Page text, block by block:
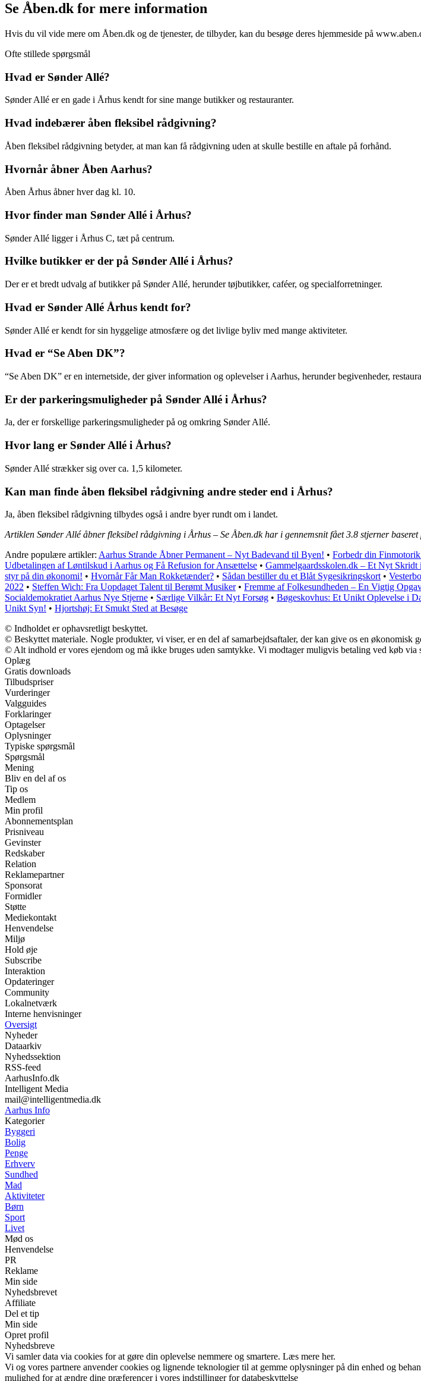
Se Åben.dk for mere information
Hvis du vil vide mere om Åben.dk og de tjenester, de tilbyder, kan du besøge deres hjemmeside på
Ofte stillede spørgsmål
Hvad er Sønder Allé?
Sønder Allé er en gade i Århus kendt for sine mange butikker og restauranter.
Hvad indebærer åben fleksibel rådgivning?
Åben fleksibel rådgivning betyder, at man kan få rådgivning uden at skulle bestille en aftale på forhånd.
Hvornår åbner Åben Aarhus?
Åben Århus åbner hver dag kl. 10.
Hvor finder man Sønder Allé i Århus?
Sønder Allé ligger i Århus C, tæt på centrum.
Hvilke butikker er der på Sønder Allé i Århus?
Der er et bredt udvalg af butikker på Sønder Allé, herunder tøjbutikker, caféer, og specialforretninger.
Hvad er Sønder Allé Århus kendt for?
Sønder Allé er kendt for sin hyggelige atmosfære og det livlige byliv med mange aktiviteter.
Hvad er “Se Aben DK”?
“Se Aben DK” er en internetside, der giver information og oplevelser i Aarhus, herunder begivenheder,
Er der parkeringsmuligheder på Sønder Allé i Århus?
Ja, der er forskellige parkeringsmuligheder på og omkring Sønder Allé.
Hvor lang er Sønder Allé i Århus?
Sønder Allé strækker sig over ca. 1,5 kilometer.
Kan man finde åben fleksibel rådgivning andre steder end i Århus?
Ja, åben fleksibel rådgivning tilbydes også i andre byer rundt om i landet.
Artiklen Sønder Allé åbner fleksibel rådgivning i Århus – Se Åben.dk har i gennemsnit fået3.8 stjerner baseret
Andre populære artikler: Aarhus Strande Åbner Permanent – Nyt Badevand til Byen! • Forbedr din
Udbetalingen af Løntilskud i Aarhus og Få Refusion for Ansættelse • Gammelgaardsskolen.dk – Et Nyt Skridt
styr på din økonomi! • Hvornår Får Man Rokketænder? • Sådan bestiller du et Blåt Sygesikringskort •
2022 • Steffen Wich: Fra Uopdaget Talent til Berømt Musiker• Fremme af Folkesundheden – En Vigtig
Socialdemokratiet Aarhus Nye Stjerne • Særlige Vilkår: Et Nyt Forsøg • Bøgeskovhus: Et Unikt Oplevelse i
Unikt Syn! • Hjortshøj: Et Smukt Sted at Besøge
© Indholdet er ophavsretligt beskyttet.
© Beskyttet materiale. Nogle produkter, vi viser, er en del af samarbejdsaftaler, der kan give os en økonomisk
© Alt indhold er vores ejendom og må ikke bruges uden samtykke. Vi modtager muligvis betaling ved køb via
Oplæg
Gratis downloads
Tilbudspriser
Vurderinger
Valgguides
Forklaringer
Optagelser
Oplysninger
Typiske spørgsmål
Spørgsmål
Mening
Bliv en del af os
Tip os
Medlem
Min profil
Abonnementsplan
Prisniveau
Gevinster
Redskaber
Relation
Reklamepartner
Sponsorat
Formidler
Støtte
Mediekontakt
Henvendelse
Miljø
Hold øje
Subscribe
Interaktion
Opdateringer
Community
Lokalnetværk
Interne henvisninger
Oversigt
Nyheder
Dataarkiv
Nyhedssektion
RSS-feed
AarhusInfo.dk
Intelligent Media
mail@intelligentmedia.dk
Aarhus Info
Kategorier
Byggeri
Bolig
Penge
Erhverv
Sundhed
Mad
Aktiviteter
Børn
Sport
Livet
Mød os
Henvendelse
PR
Reklame
Min side
Nyhedsbrevet
Affiliate
Del et tip
Min side
Opret profil
Nyhedsbreve
Vi samler data via cookies for at gøre din oplevelse nemmere og smartere. Læs mere her.
Vi og vores partnere anvender cookies og lignende teknologier til at gemme oplysninger på din enhed og
mulighed for at ændre dine præferencer i vores indstillinger for databeskyttelse